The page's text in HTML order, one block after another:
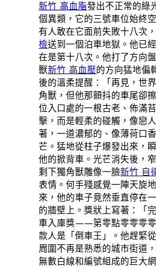
新竹 高血脂發出不正常的綠
個異類，它的三號車位始終
有人敢在它面前失敗十八次
檢送到一個泊車地獄。他已
在是第十八次。他打了方向
獸新竹 高血壓的方向猛地偏
後的溫柔提醒：「再見，世
角獸，但他那顫抖的車尾卻
位入口處的一根古老、佈滿
擊，而是輕柔的碰觸，像戀
著，一道濃郁的、像薄荷口
芒。猛地從柱子爆發出來，
他的掀背車。光芒消失後，
剩下獨角獸雕像一臉新竹 自
表情。何手殘感覺一陣天旋
來，他的車子竟然垂直停在
的牆壁上。獎狀上寫著：「
車入庫獎——第零點零零零
款人是「倒車王」。他趕緊
周圍不再是熟悉的城市街道
無數白線和編號組成的巨大